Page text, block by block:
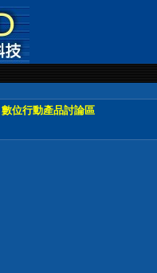
數位行動產品討論區